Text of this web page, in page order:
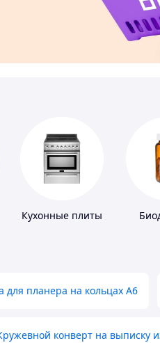
Кухонные плиты
для планера на кольцах А6
конверт на выписку